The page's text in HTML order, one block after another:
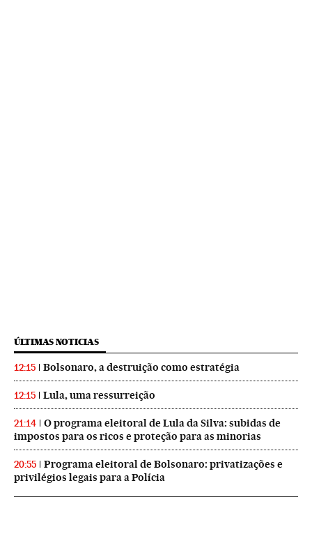
ÚLTIMAS NOTICIAS
12:15 Bolsonaro, a destruição como estratégia
12:15 Lula, uma ressurreição
21:14
O programa eleitoral de Lula da Silva: subidas de
impostos para os ricos e proteção para as minorias
20:55
Programa eleitoral de Bolsonaro: privatizações e
privilégios legais para a Polícia